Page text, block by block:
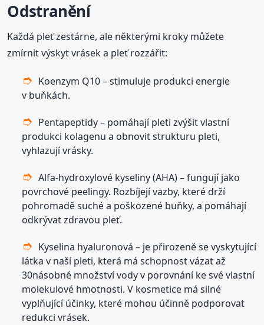
Odstranění
Každá pleť zestárne, ale některými kroky můžete
zmírnit výskyt vrásek a pleť rozzářit:
Koenzym Q10 – stimuluje produkci energie
v buňkách.
Pentapeptidy – pomáhají pleti zvýšit vlastní
produkci kolagenu a obnovit strukturu pleti,
vyhlazují vrásky.
Alfa-hydroxylové kyseliny (AHA) – fungují jako
povrchové peelingy. Rozbíjejí vazby, které drží
pohromadě suché a poškozené buňky, a pomáhají
odkrývat zdravou pleť.
Kyselina hyaluronová – je přirozeně se vyskytující
látka v naší pleti, která má schopnost vázat až
30násobné množství vody v porovnání ke své vlastní
molekulové hmotnosti. V kosmetice má silné
vyplňující účinky, které mohou účinně podporovat
redukci vrásek.